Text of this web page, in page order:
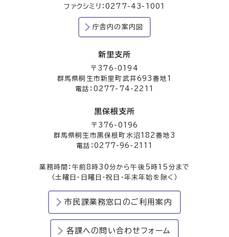
ファクシミリ：0277-43-1001
庁舎内の案内図
新里支所
〒376-0194
群馬県桐生市新里町武井693番地1
電話：0277-74-2211
黒保根支所
〒376-0196
群馬県桐生市黒保根町水沼182番地3
電話：0277-96-2111
業務時間：午前8時30分から午後5時15分まで
（土曜日・日曜日・祝日・年末年始を除く）
市民課業務窓口のご利用案内
各課への問い合わせフォーム